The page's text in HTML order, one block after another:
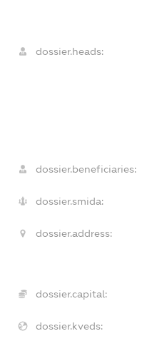
dossier.heads:
dossier.beneficiaries:
dossier.smida:
dossier.address:
dossier.capital:
dossier.kveds: